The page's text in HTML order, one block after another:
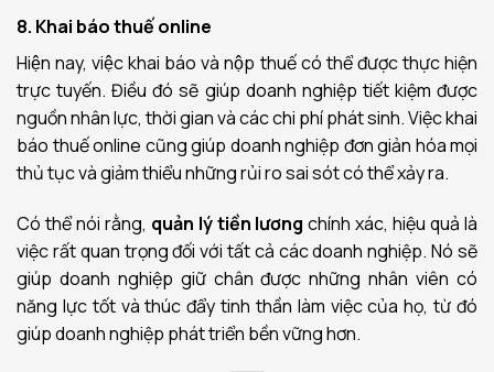
8. Khai báo thuếonline
Hiện nay, việc khai báo và nộp thuế có thể được thực hiện
trực tuyến. Điều đó sẽ giúp doanh nghiệp tiết kiệm được
nguồn nhân lực, thời gian và các chi phí phát sinh. Việc khai
báo thuế online cũng giúp doanh nghiệp đơn giản hóa mọi
thủ tục và giảm thiểu những rủi ro sai sót có thể xảy ra.
Có thể nói rằng, quản lý tiền lương chính xác, hiệu quả là
việc rất quan trọng đối với tất cả các doanh nghiệp. Nó sẽ
giúp doanh nghiệp giữ chân được những nhân viên có
năng lực tốt và thúc đẩy tinh thần làm việc của họ, từ đó
giúp doanh nghiệp phát triển bền vững hơn.